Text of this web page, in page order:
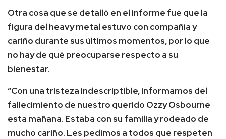
Otra cosa que se detalló en el informe fue que la
figura del heavy metal estuvo con compañía y
cariño durante sus últimos momentos, por lo que
no hay de qué preocuparse respecto a su
bienestar.
“Con una tristeza indescriptible, informamos del
fallecimiento de nuestro querido Ozzy Osbourne
esta mañana. Estaba con su familia y rodeado de
mucho cariño. Les pedimos a todos que respeten